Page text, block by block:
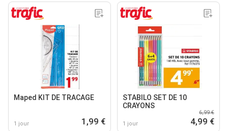
Maped KIT DE TRACAGE
1 jour 1,99 €
STABILO SET DE 10
CRAYONS
1 jour
6,99 €
4,99 €